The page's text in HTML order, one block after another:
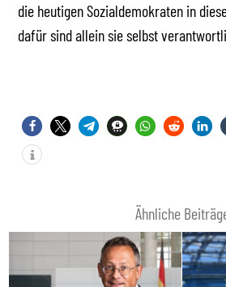
die heutigen Sozialdemokraten in
dafür sind allein sie selbst
Ähnliche